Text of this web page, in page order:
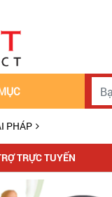
PHÁP
TRỰC TUYẾN